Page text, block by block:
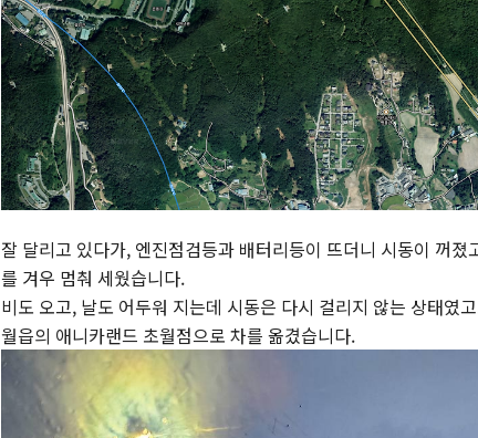
잘 달리고 있다가, 엔진점검등과 배터리등이 뜨더니 시동이 꺼
를 겨우 멈춰 세웠습니다.
비도 오고, 날도 어두워 지는데 시동은 다시 걸리지 않는 상태였
월읍의 애니카랜드 초월점으로 차를 옮겼습니다.